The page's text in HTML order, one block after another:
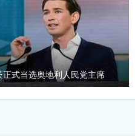
正式当选奥地利人民党主席